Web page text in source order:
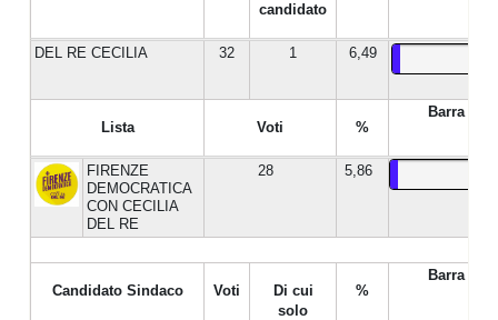
candidato
DEL RE CECILIA 32 1 6,49
Lista Voti %
Barra %
FIRENZE
DEMOCRATICA
CON CECILIA
DEL RE
28 5,86
Candidato Sindaco Voti
Di cui
solo
%
Barra %